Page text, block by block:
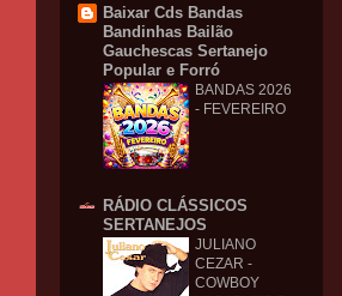
Baixar Cds Bandas
Bandinhas Bailão
Gauchescas Sertanejo
Popular e Forró
BANDAS 2026
- FEVEREIRO
RÁDIO CLÁSSICOS
SERTANEJOS
JULIANO
CEZAR -
COWBOY